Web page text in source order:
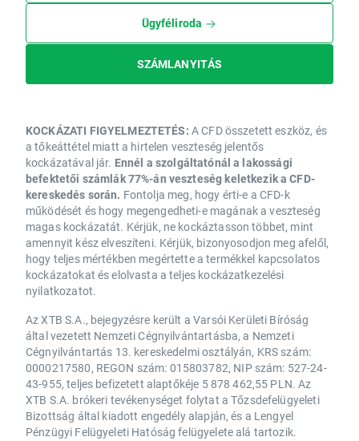
Ügyféliroda
SZÁMLANYITÁS
KOCKÁZATI FIGYELMEZTETÉS: A CFD összetett eszköz, és
a tőkeáttétel miatt a hirtelen veszteség jelentős
kockázatával jár. Ennél a szolgáltatónál a lakossági
befektetői számlák 77%-án veszteség keletkezik a CFD-
kereskedés során. Fontolja meg, hogy érti-e a CFD-k
működését és hogy megengedheti-e magának a veszteség
magas kockázatát. Kérjük, ne kockáztasson többet, mint
amennyit kész elveszíteni. Kérjük, bizonyosodjon meg afelől,
hogy teljes mértékben megértette a termékkel kapcsolatos
kockázatokat és elolvasta a teljes kockázatkezelési
nyilatkozatot.
Az XTB S.A., bejegyzésre került a Varsói Kerületi Bíróság
által vezetett Nemzeti Cégnyilvántartásba, a Nemzeti
Cégnyilvántartás 13. kereskedelmi osztályán, KRS szám:
0000217580, REGON szám: 015803782, NIP szám: 527-24-
43-955, teljes befizetett alaptőkéje 5 878 462,55 PLN. Az
XTB S.A. brókeri tevékenységet folytat a Tőzsdefelügyeleti
Bizottság által kiadott engedély alapján, és a Lengyel
Pénzügyi Felügyeleti Hatóság felügyelete alá tartozik.